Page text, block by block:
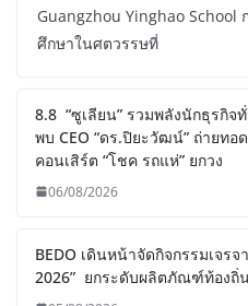
Guangzhou Yinghao School
ศึกษาในศตวรรษที่
8.8 “ซูเลียน” รวมพลังนักธุรกิ
พบ CEO “ดร.ปิยะวัฒน์” ถ่ายท
คอนเสิร์ต “โชค รถแห่” ยกวง
06/08/2026
BEDO เดินหน้าจัดกิจกรรมเจรจ
2026” ยกระดับผลิตภัณฑ์ท้องถิ่